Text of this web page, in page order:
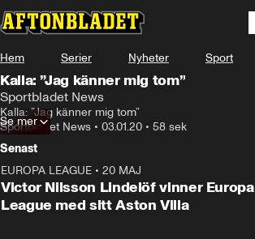
Hem Serier Nyheter Sport
Kalla: ”Jag känner mig tom”
Sportbladet News
Kalla: ”Jag känner mig tom”
Sportbladet News • 03.01.20 • 58 sek
Se mer
Senast
EUROPA LEAGUE • 20 MAJ
Victor Nilsson Lindelöf vinner Europa
League med sitt Aston Villa